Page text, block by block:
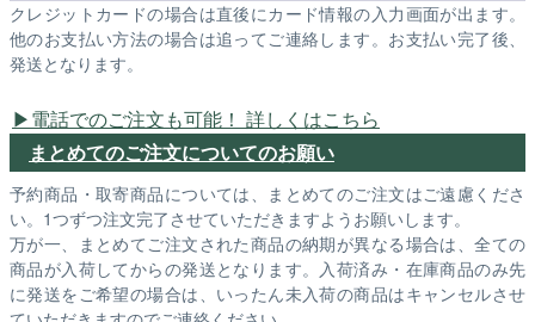
クレジットカードの場合は直後にカード情報の入力画面が出ます。
他のお支払い方法の場合は追ってご連絡します。お支払い完了後、
発送となります。
電話でのご注文も可能！ 詳しくはこちら
まとめてのご注文についてのお願い
予約商品・取寄商品については、まとめてのご注文はご遠慮くださ
い。1つずつ注文完了させていただきますようお願いします。
万が一、まとめてご注文された商品の納期が異なる場合は、全ての
商品が入荷してからの発送となります。入荷済み・在庫商品のみ先
に発送をご希望の場合は、いったん未入荷の商品はキャンセルさせ